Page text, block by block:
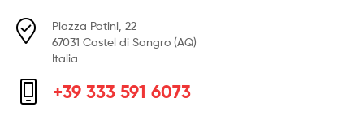
Piazza Patini, 22
67031 Castel di Sangro (AQ)
Italia
+39 333 591 6073